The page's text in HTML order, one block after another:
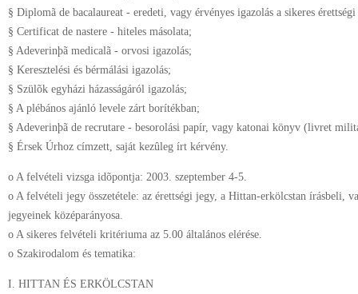
§ Diplomã de bacalaureat - eredeti, vagy érvényes igazolás a sikeres
§ Certificat de nastere - hiteles másolata;
§ Adeverinþã medicalã - orvosi igazolás;
§ Keresztelési és bérmálási igazolás;
§ Szülõk egyházi házasságáról igazolás;
§ A plébános ajánló levele zárt borítékban;
§ Adeverinþã de recrutare - besorolási papír, vagy katonai könyv (livret
§ Érsek Úrhoz címzett, saját kezûleg írt kérvény.
o A felvételi vizsga idõpontja: 2003. szeptember 4-5.
o A felvételi jegy összetétele: az érettségi jegy, a Hittan-erkölcstan írásbeli,
jegyeinek középarányosa.
o A sikeres felvételi kritériuma az 5.00 általános elérése.
o Szakirodalom és tematika:
I. HITTAN ÉS ERKÖLCSTAN